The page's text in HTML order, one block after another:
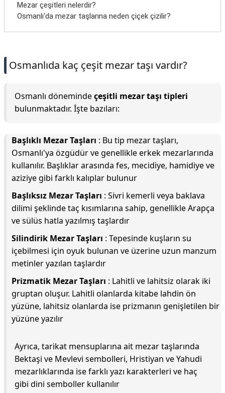
Mezar çeşitleri nelerdir?
Osmanlı'da mezar taşlarına neden çiçek çizilir?
Osmanlıda kaç çeşit mezar taşı vardır?
Osmanlı dönemindeçeşitli mezar taşı tipleri
bulunmaktadır. İşte bazıları:
Başlıklı Mezar Taşları : Bu tip mezar taşları,
Osmanlı'ya özgüdür ve genellikle erkek mezarlarında
kullanılır. Başlıklar arasında fes, mecidiye, hamidiye ve
aziziye gibi farklı kalıplar bulunur
Başlıksız Mezar Taşları : Sivri kemerli veya baklava
dilimi şeklinde taç kısımlarına sahip, genellikle Arapça
ve sülüs hatla yazılmış taşlardır
Silindirik Mezar Taşları : Tepesinde kuşların su
içebilmesi için oyuk bulunan ve üzerine uzun manzum
metinler yazılan taşlardır
Prizmatik Mezar Taşları : Lahitli ve lahitsiz olarak iki
gruptan oluşur. Lahitli olanlarda kitabe lahdin ön
yüzüne, lahitsiz olanlarda ise prizmanın genişletilen bir
yüzüne yazılır
Ayrıca, tarikat mensuplarına ait mezar taşlarında
Bektaşi ve Mevlevi sembolleri, Hristiyan ve Yahudi
mezarlıklarında ise farklı yazı karakterleri ve haç
gibi dini semboller kullanılır